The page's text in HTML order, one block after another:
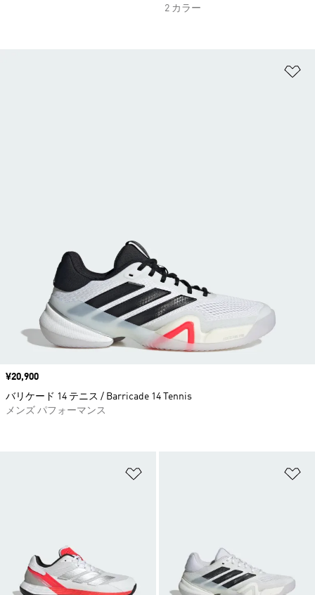
2 カラー
価格
¥20,900
バリケード 14 テニス / Barricade 14 Tennis
メンズ パフォーマンス